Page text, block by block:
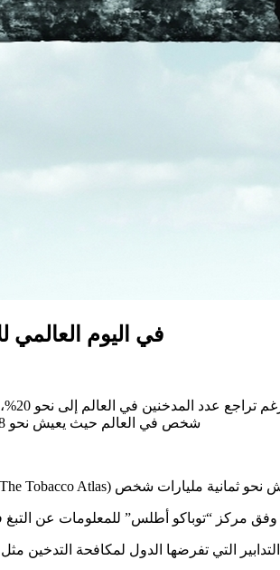
في اليوم
شخص في العالم حيث يعيش نحو 8 مليارات شخص. فماهي أبرز النقاط التي تجب معرفتها عن السجائر؟